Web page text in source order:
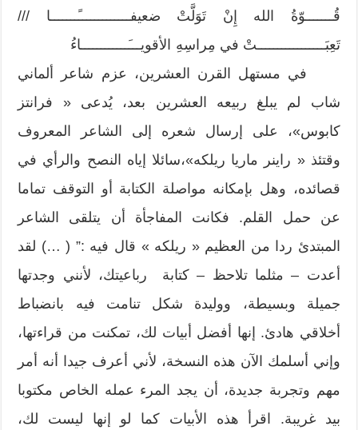
قُـــــــوّةُ الله إِنْ تَوَلَّتْ ضعيفـــــــــــــًـــــــا ///
تَعِبَـــــــــــــــــتْ في مِراسِهِ الأقويـــَــــــــــــاءُ
في مستهل القرن العشرين، عزم شاعر ألماني
شاب لم يبلغ ربيعه العشرين بعد، يُدعى « فرانتز
كابوس»، على إرسال شعره إلى الشاعر المعروف
وقتئذ « راينر ماريا ريلكه»،سائلا إياه النصح والرأي في
قصائده، وهل بإمكانه مواصلة الكتابة أو التوقف تماما
عن حمل القلم. فكانت المفاجأة أن يتلقى الشاعر
المبتدئ ردا من العظيم « ريلكه » قال فيه :” ( …) لقد
أعدت – مثلما تلاحظ – كتابة رباعيتك، لأنني وجدتها
جميلة وبسيطة، ووليدة شكل تنامت فيه بانضباط
أخلاقي هادئ. إنها أفضل أبيات لك، تمكنت من قراءتها،
وإني أسلمك الآن هذه النسخة، لأني أعرف جيدا أنه أمر
مهم وتجربة جديدة، أن يجد المرء عمله الخاص مكتوبا
بيد غريبة. اقرأ هذه الأبيات كما لو إنها ليست لك،